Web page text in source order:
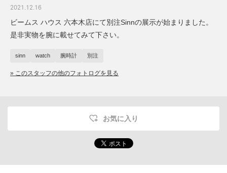
2021.12.16
ビームス ハウス 六本木店にて別注Sinnの展示が始まりました。
是非実物を腕に載せてみて下さい。
sinn watch 腕時計 別注
» このスタッフの他のフォトログを見る
お気に入り